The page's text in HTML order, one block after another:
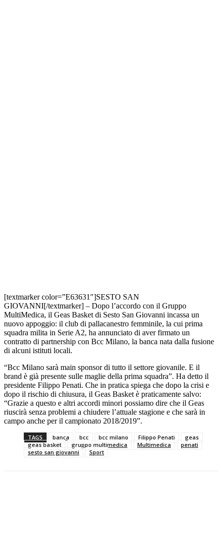
[textmarker color=”E63631″]SESTO SAN
GIOVANNI[/textmarker] – Dopo l’accordo con il Gruppo
MultiMedica, il Geas Basket di Sesto San Giovanni incassa un
nuovo appoggio: il club di pallacanestro femminile, la cui prima
squadra milita in Serie A2, ha annunciato di aver firmato un
contratto di partnership con Bcc Milano, la banca nata dalla fusione
di alcuni istituti locali.
“Bcc Milano sarà main sponsor di tutto il settore giovanile. E il
brand è già presente sulle maglie della prima squadra”. Ha detto il
presidente Filippo Penati. Che in pratica spiega che dopo la crisi e
dopo il rischio di chiusura, il Geas Basket è praticamente salvo:
“Grazie a questo e altri accordi minori possiamo dire che il Geas
riuscirà senza problemi a chiudere l’attuale stagione e che sarà in
campo anche per il campionato 2018/2019”.
TAGS banca bcc bcc milano Filippo Penati
geas
geas basket
gruppo multimedica Multimedica
penati
sesto san giovanni
Sport